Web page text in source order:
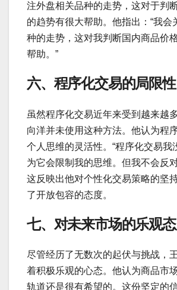
注外盘相关品种的走势，这对于判
的趋势有很大帮助。他指出：“我会
种的走势，这对我判断国内商品价
帮助。”
六、程序化交易的局限性
虽然程序化交易近年来受到越来越
向洋并未使用这种方法。他认为程
个人思维的灵活性。“程序化交易我
为它会限制我的思维。但我不会反
这反映出他对个性化交易策略的坚
了开放包容的态度。
七、对未来市场的乐观
尽管经历了无数次的起伏与挑战，
着积极乐观的心态。他认为商品市
轨道还是很有希望的。这份坚定的